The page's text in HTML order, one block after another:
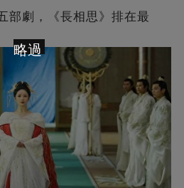
部劇，《長相思》排在最
略過